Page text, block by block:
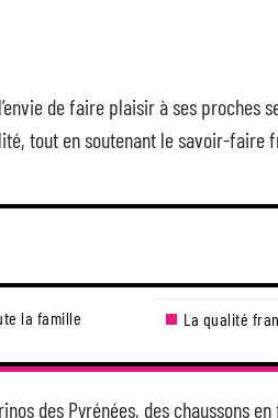
de faire plaisir à ses proches
tout en soutenant le savoir-faire
la famille La qualité
des Pyrénées, des chaussons